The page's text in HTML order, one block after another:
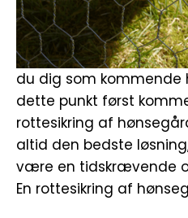
du dig som kommende
dette punkt først
rottesikring af
altid den bedste
være en tidskrævende
En rottesikring af